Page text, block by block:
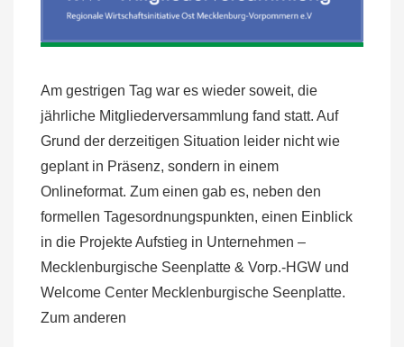
Am gestrigen Tag war es wieder soweit, die
jährliche Mitgliederversammlung fand statt. Auf
Grund der derzeitigen Situation leider nicht wie
geplant in Präsenz, sondern in einem
Onlineformat. Zum einen gab es, neben den
formellen Tagesordnungspunkten, einen Einblick
in die Projekte Aufstieg in Unternehmen –
Mecklenburgische Seenplatte & Vorp.-HGW und
Welcome Center Mecklenburgische Seenplatte.
Zum anderen